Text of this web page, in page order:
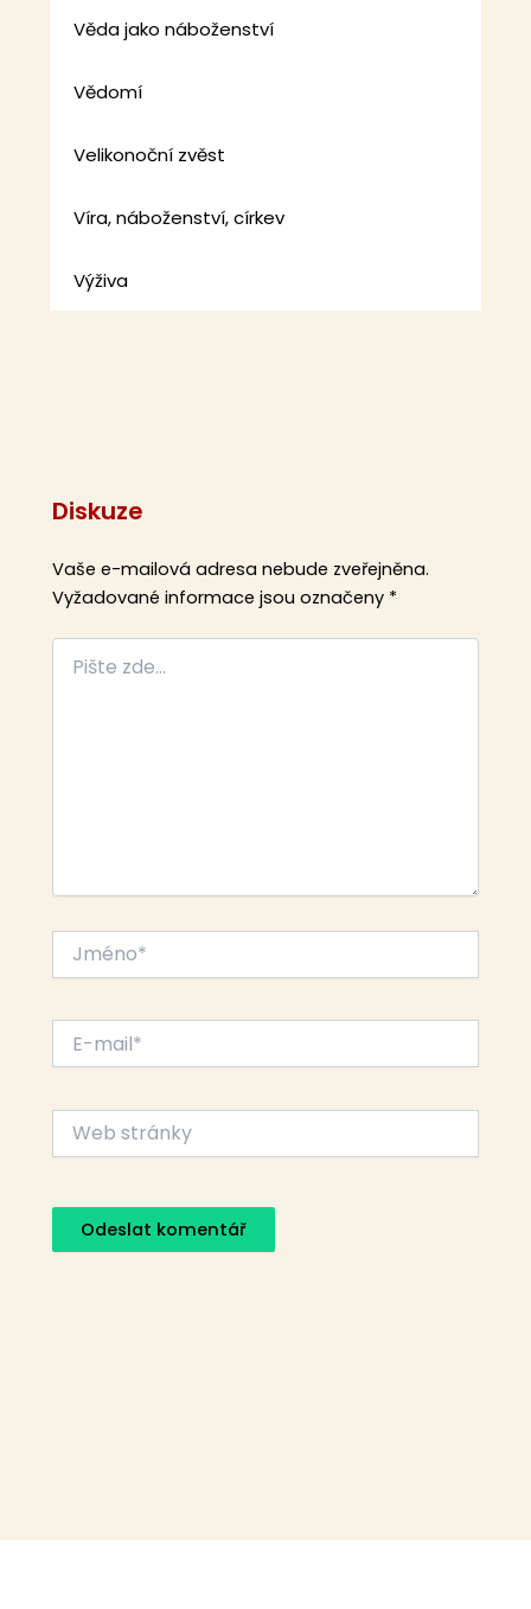
Věda jako náboženství
Vědomí
Velikonoční zvěst
Víra, náboženství, církev
Výživa
Diskuze
Vaše e-mailová adresa nebude zveřejněna.
Vyžadované informace jsou označeny *
Pište
zde…
Jméno*
mail*
stránky